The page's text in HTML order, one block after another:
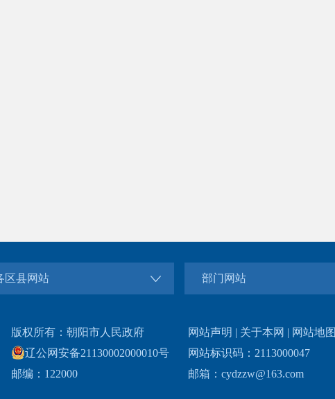
区县网站 部门网站
版权所有：朝阳市人民政府
辽公网安备21130002000010号
邮编：122000
网站声明 | 关于本网 | 网站地图
网站标识码：2113000047
邮箱：cydzzw@163.com